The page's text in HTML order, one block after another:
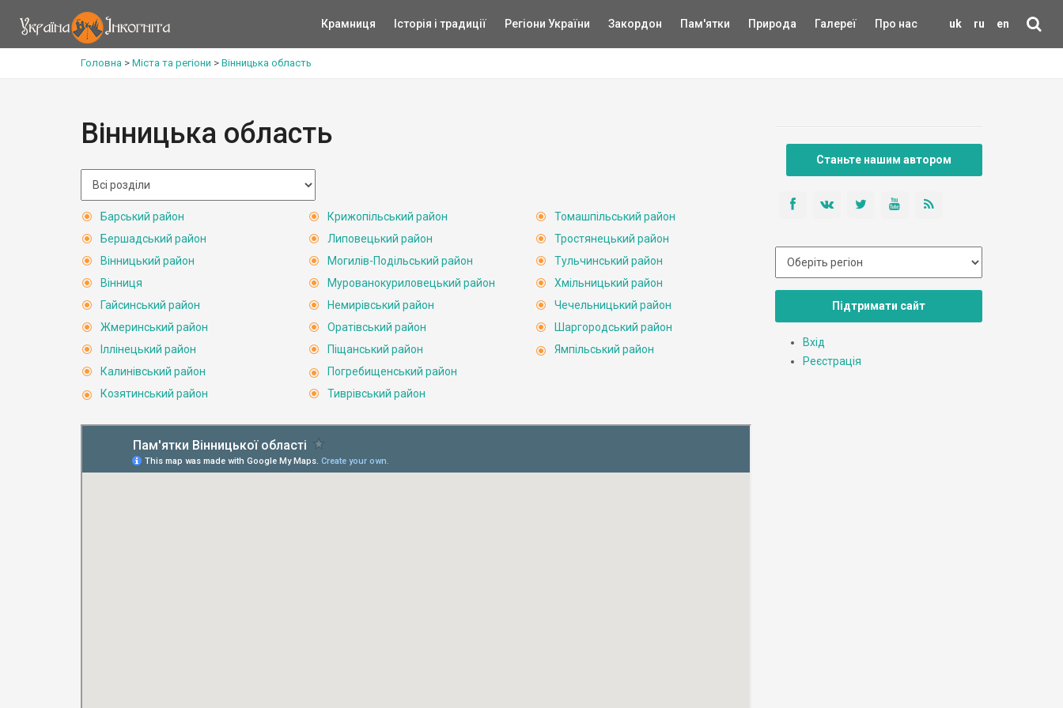
uk ru en
Крамниця Історія і традиції Регіони України Закордон Пам'ятки Природа Галереї Про нас
Головна > Міста та регіони > Вінницька область
Вінницька область
Барський район
Бершадський район
Вінницький район
Вінниця
Гайсинський район
Жмеринський район
Іллінецький район
Калинівський район
Козятинський район
Крижопільський район
Липовецький район
Могилів-Подільський район
Мурованокуриловецький район
Немирівський район
Оратівський район
Піщанський район
Погребищенський район
Тиврівський район
Томашпільський район
Тростянецький район
Тульчинський район
Хмільницький район
Чечельницький район
Шаргородський район
Ямпільський район
Станьте нашим автором
Підтримати сайт
Вхід
Реєстрація